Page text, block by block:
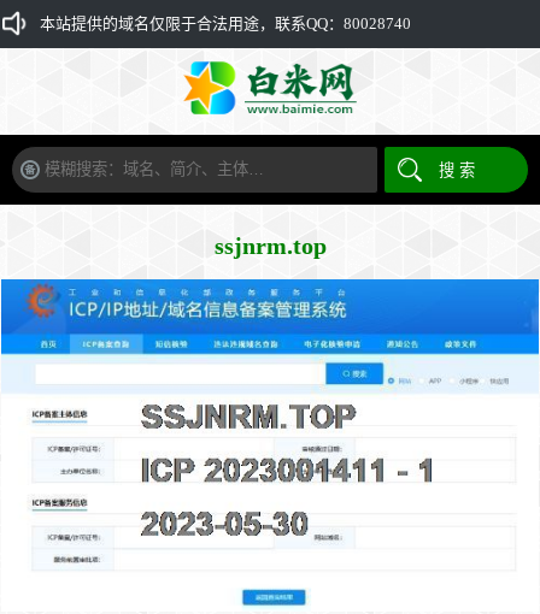
本站提供的域名仅限于合法用途，联系QQ：80028740
ssjnrm.top